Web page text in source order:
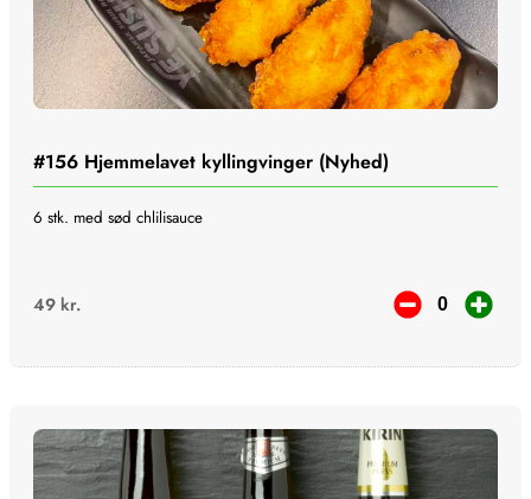
#156 Hjemmelavet kyllingvinger (Nyhed)
6 stk. med sød chlilisauce
49 kr.